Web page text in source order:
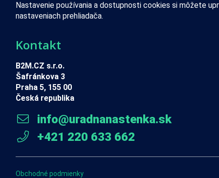
Nastavenie používania a dostupnosti cookies si môžete
nastaveniach prehliadača.
Kontakt
B2M.CZ s.r.o.
Šafránkova 3
Praha 5, 155 00
Česká republika
info@uradnanastenka.sk
+421 220 633 662
Obchodné podmienky